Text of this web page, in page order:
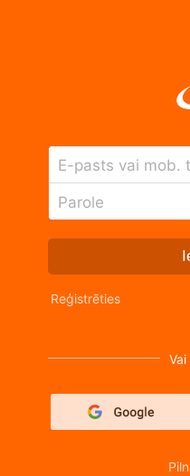
E-pasts vai mob.
Parole
Reģistrēties